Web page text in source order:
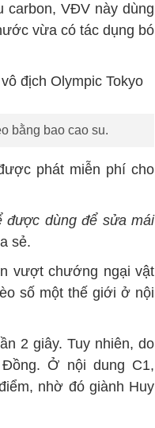
carbon, VĐV này dùng
vừa có tác dụng bó
bằng bao cao su.
phát miễn phí cho
được dùng để sửa mái
sẻ.
vượt chướng ngại vật
số một thế giới ở nội
2 giây. Tuy nhiên, do
Ở nội dung C1,
nhờ đó giành Huy